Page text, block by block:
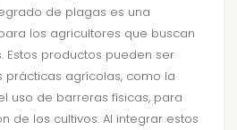
de plagas es una
los agricultores que buscan
Estos productos pueden ser
agrícolas, como la
uso de barreras físicas, para
de los cultivos. Al integrar estos